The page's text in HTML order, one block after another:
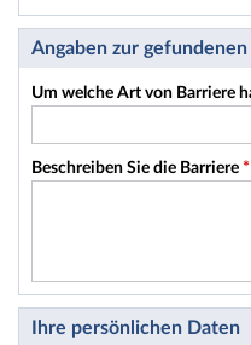
Dieses Formular enthält
Angaben zur
Um welche Art von Barriere
Beschreiben Sie die Barriere *
Ihre persönlichen Daten